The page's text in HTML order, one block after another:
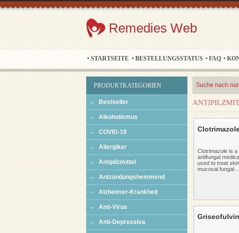
Remedies Web
• STARTSEITE • BESTELLUNGSSTATUS • FAQ •
PRODUKTKATEGORIEN
Bestseller
Alkoholismus
COVID-19
Allergiker
Antipilzmittel
Antzündungshemmend
Alzheimer-Krankheit
Anti-Virus
Anti-Depressiva
Suche nach
Clotrimazole is a
antifungal
used to treat
mucosal fungal ...
Griseofulvin